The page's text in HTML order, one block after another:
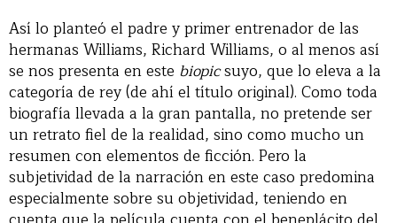
Así lo planteó el padre y primer entrenador de las
hermanas Williams, Richard Williams, o al menos así
se nos presenta en este biopicsuyo, que lo eleva a la
categoría de rey (de ahí el título original). Como toda
biografía llevada a la gran pantalla, no pretende ser
un retrato fiel de la realidad, sino como mucho un
resumen con elementos de ficción. Pero la
subjetividad de la narración en este caso predomina
especialmente sobre su objetividad, teniendo en